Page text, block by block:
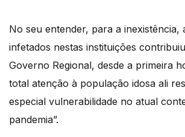
No seu entender, para a inexistência,
infetados nestas instituições
Governo Regional, desde a primeira
total atenção à população idosa ali
especial vulnerabilidade no atual
pandemia”.